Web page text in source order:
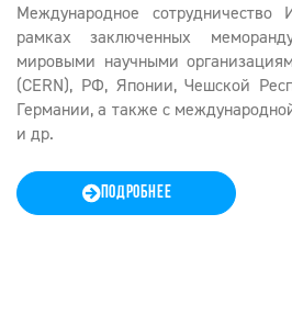
Международное
рамках заключенных
мировыми научными
(CERN), РФ, Японии, Чешской
Германии, а также с
и др.
ПОДРОБНЕЕ